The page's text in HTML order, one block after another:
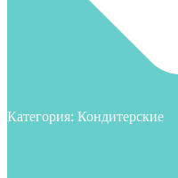
Категория: Кондитерские